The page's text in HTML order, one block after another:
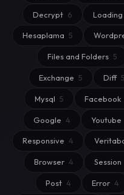
Decrypt 6 Loading
Hesaplama 5
Files and Folders 5
Exchange 5 Diff 5
Mysql 5 Facebook
Google 4 Youtube
Responsive 4
Browser 4 Session
Post 4 Error 4